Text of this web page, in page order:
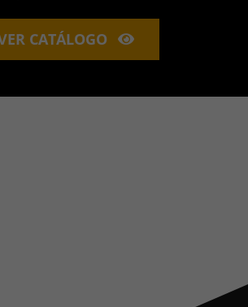
CATÁLOGO